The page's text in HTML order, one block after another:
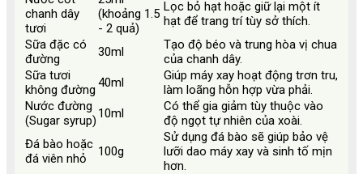
chanh dây
tươi
(khoảng 1.5
- 2 quả)
Lọc bỏ hạt hoặc giữ lại một ít
hạt để trang trí tùy sở thích.
Sữa đặc có
đường
30ml
Tạo độ béo và trung hòa vị chua
của chanh dây.
Sữa tươi
không đường 40ml
Giúp máy xay hoạt động trơn tru,
làm loãng hỗn hợp vừa phải.
Nước đường
(Sugar syrup) 10ml
Có thể gia giảm tùy thuộc vào
độ ngọt tự nhiên của xoài.
Đá bào hoặc
đá viên nhỏ
100g
Sử dụng đá bào sẽ giúp bảo vệ
lưỡi dao máy xay và sinh tố mịn
hơn.